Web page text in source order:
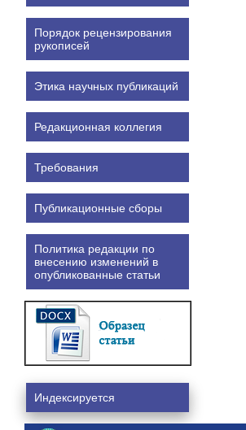
Порядок рецензирования
рукописей
Этика научных публикаций
Редакционная коллегия
Требования
Публикационные сборы
Политика редакции по
внесению изменений в
опубликованные статьи
Индексируется